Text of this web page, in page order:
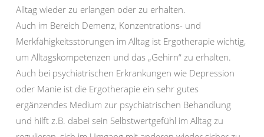
Alltag wieder zu erlangen oder zu erhalten.
Auch im Bereich Demenz, Konzentrations- und
Merkfähigkeitsstörungen im Alltag ist Ergotherapie wichtig,
um Alltagskompetenzen und das „Gehirn“ zu erhalten.
Auch bei psychiatrischen Erkrankungen wie Depression
oder Manie ist die Ergotherapie ein sehr gutes
ergänzendes Medium zur psychiatrischen Behandlung
und hilft z.B. dabei sein Selbstwertgefühl im Alltag zu